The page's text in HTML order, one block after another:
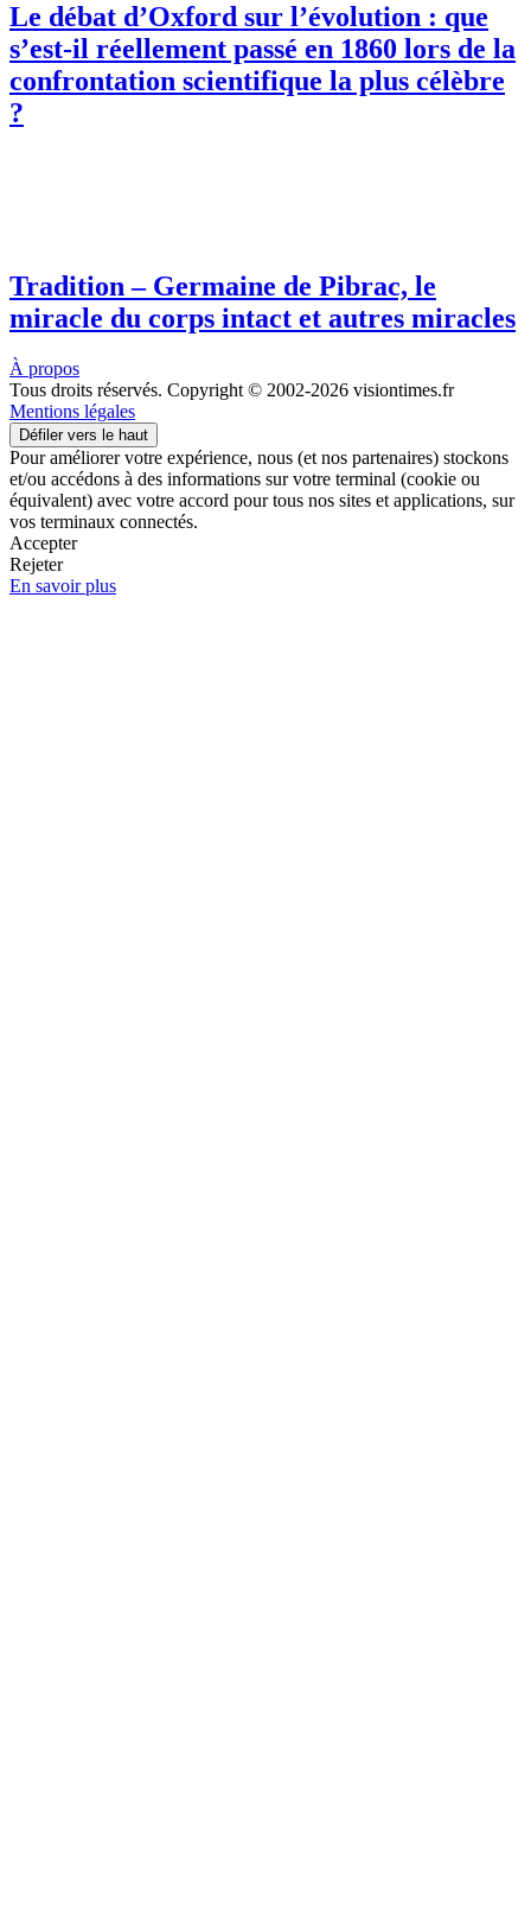
Le débat d’Oxford sur l’évolution : que
s’est-il réellement passé en 1860 lors de la
confrontation scientifique la plus célèbre
?
Tradition – Germaine de Pibrac, le
miracle du corps intact et autres miracles
À propos
Tous droits réservés. Copyright © 2002-2026 visiontimes.fr
Mentions légales
Défiler vers le haut
Pour améliorer votre expérience, nous (et nos partenaires) stockons
et/ou accédons à des informations sur votre terminal (cookie ou
équivalent) avec votre accord pour tous nos sites et applications, sur
vos terminaux connectés.
Accepter
Rejeter
En savoir plus